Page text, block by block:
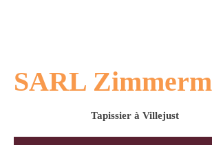
SARL
Tapissier à Villejust